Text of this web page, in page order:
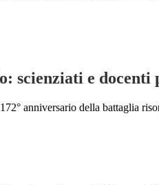
scienziati e docenti
anniversario della battaglia